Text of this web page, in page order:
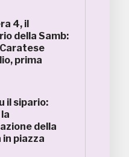
4, il
della Samb:
prima
il sipario:
della
in piazza